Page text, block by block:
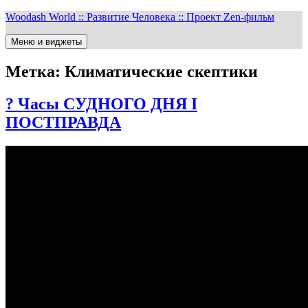
Перейти
содержимому
Woodash World :: Развитие Человека :: Проект Zen-фильм
Меню и виджеты
Метка: Климатические скептики
? Часы СУДНОГО ДНЯ I
ПОСТПРАВДА